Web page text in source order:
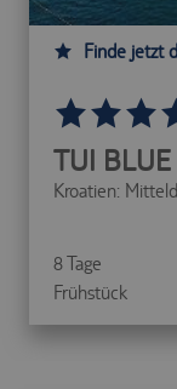
Finde jetzt
TUI BLUE
Kroatien:
8 Tage
Frühstück